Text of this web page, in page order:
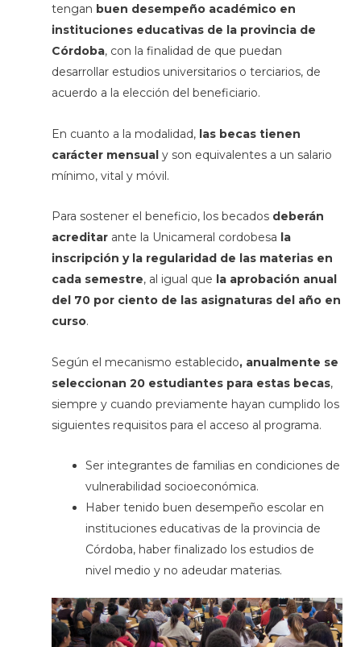
tengan buen desempeño académico en
instituciones educativas de la provincia de
Córdoba, con la finalidad de que puedan
desarrollar estudios universitarios o terciarios, de
acuerdo a la elección del beneficiario.
En cuanto a la modalidad, las becas tienen
carácter mensual y son equivalentes a un salario
mínimo, vital y móvil.
Para sostener el beneficio, los becadosdeberán
acreditar ante la Unicameral cordobesa la
inscripción y la regularidad de las materias en
cada semestre, al igual que la aprobación anual
del 70 por ciento de las asignaturas del año en
curso.
Según el mecanismo establecido, anualmente se
seleccionan 20 estudiantes para estas becas,
siempre y cuando previamente hayan cumplido los
siguientes requisitos para el acceso al programa.
Ser integrantes de familias en condiciones de
vulnerabilidad socioeconómica.
Haber tenido buen desempeño escolar en
instituciones educativas de la provincia de
Córdoba, haber finalizado los estudios de
nivel medio y no adeudar materias.